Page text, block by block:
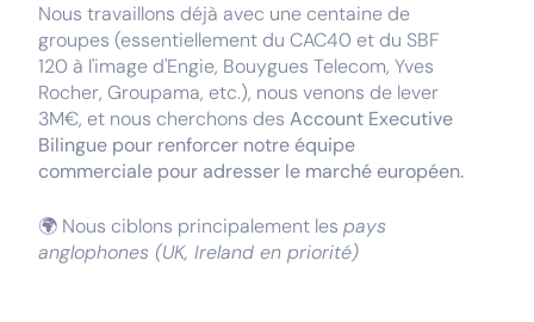
Nous travaillons déjà avec une centaine de
groupes (essentiellement du CAC40 et du SBF
120 à l'image d'Engie, Bouygues Telecom, Yves
Rocher, Groupama, etc.), nous venons de lever
3M€, et nous cherchons des Account Executive
Bilingue pour renforcer notre équipe
commerciale pour adresser le marché européen.
🌍 Nous ciblons principalement les pays
anglophones (UK, Ireland en priorité)